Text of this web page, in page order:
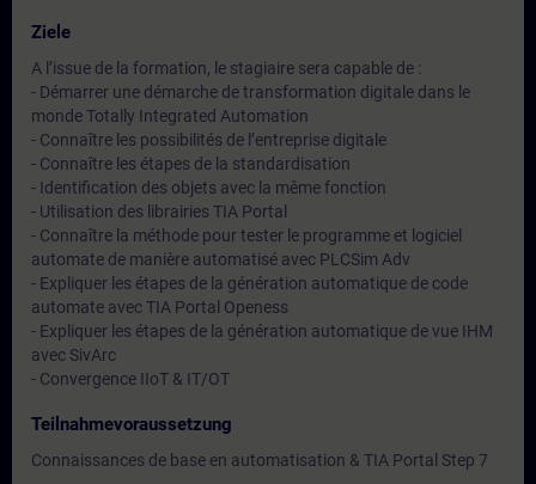
Ziele
A l’issue de la formation, le stagiaire sera capable de :
- Démarrer une démarche de transformation digitale dans le
monde Totally Integrated Automation
- Connaître les possibilités de l’entreprise digitale
- Connaître les étapes de la standardisation
- Identification des objets avec la même fonction
- Utilisation des librairies TIA Portal
- Connaître la méthode pour tester le programme et logiciel
automate de manière automatisé avec PLCSim Adv
- Expliquer les étapes de la génération automatique de code
automate avec TIA Portal Openess
- Expliquer les étapes de la génération automatique de vue IHM
avec SivArc
- Convergence IIoT & IT/OT
Teilnahmevoraussetzung
Connaissances de base en automatisation & TIA Portal Step 7